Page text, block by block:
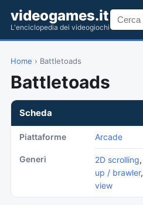
videogames.it
L'enciclopedia dei videogiochi
Home › Battletoads
Battletoads
Scheda
Piattaforme Arcade
Generi 2D scrolling,
up / brawler,
view